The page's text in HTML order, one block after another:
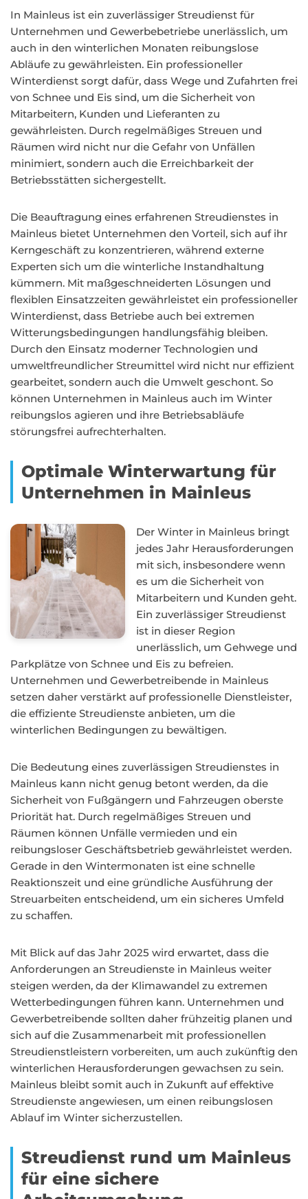
In Mainleus ist ein zuverlässiger Streudienst für
Unternehmen und Gewerbebetriebe unerlässlich, um
auch in den winterlichen Monaten reibungslose
Abläufe zu gewährleisten. Ein professioneller
Winterdienst sorgt dafür, dass Wege und Zufahrten frei
von Schnee und Eis sind, um die Sicherheit von
Mitarbeitern, Kunden und Lieferanten zu
gewährleisten. Durch regelmäßiges Streuen und
Räumen wird nicht nur die Gefahr von Unfällen
minimiert, sondern auch die Erreichbarkeit der
Betriebsstätten sichergestellt.
Die Beauftragung eines erfahrenen Streudienstes in
Mainleus bietet Unternehmen den Vorteil, sich auf ihr
Kerngeschäft zu konzentrieren, während externe
Experten sich um die winterliche Instandhaltung
kümmern. Mit maßgeschneiderten Lösungen und
flexiblen Einsatzzeiten gewährleistet ein professioneller
Winterdienst, dass Betriebe auch bei extremen
Witterungsbedingungen handlungsfähig bleiben.
Durch den Einsatz moderner Technologien und
umweltfreundlicher Streumittel wird nicht nur effizient
gearbeitet, sondern auch die Umwelt geschont. So
können Unternehmen in Mainleus auch im Winter
reibungslos agieren und ihre Betriebsabläufe
störungsfrei aufrechterhalten.
Optimale Winterwartung für
Unternehmen in Mainleus
Der Winter in Mainleus bringt
jedes Jahr Herausforderungen
mit sich, insbesondere wenn
es um die Sicherheit von
Mitarbeitern und Kunden geht.
Ein zuverlässiger Streudienst
ist in dieser Region
unerlässlich, um Gehwege und
Parkplätze von Schnee und Eis zu befreien.
Unternehmen und Gewerbetreibende in Mainleus
setzen daher verstärkt auf professionelle Dienstleister,
die effiziente Streudienste anbieten, um die
winterlichen Bedingungen zu bewältigen.
Die Bedeutung eines zuverlässigen Streudienstes in
Mainleus kann nicht genug betont werden, da die
Sicherheit von Fußgängern und Fahrzeugen oberste
Priorität hat. Durch regelmäßiges Streuen und
Räumen können Unfälle vermieden und ein
reibungsloser Geschäftsbetrieb gewährleistet werden.
Gerade in den Wintermonaten ist eine schnelle
Reaktionszeit und eine gründliche Ausführung der
Streuarbeiten entscheidend, um ein sicheres Umfeld
zu schaffen.
Mit Blick auf das Jahr 2025 wird erwartet, dass die
Anforderungen an Streudienste in Mainleus weiter
steigen werden, da der Klimawandel zu extremen
Wetterbedingungen führen kann. Unternehmen und
Gewerbetreibende sollten daher frühzeitig planen und
sich auf die Zusammenarbeit mit professionellen
Streudienstleistern vorbereiten, um auch zukünftig den
winterlichen Herausforderungen gewachsen zu sein.
Mainleus bleibt somit auch in Zukunft auf effektive
Streudienste angewiesen, um einen reibungslosen
Ablauf im Winter sicherzustellen.
Streudienst rund um Mainleus
für eine sichere